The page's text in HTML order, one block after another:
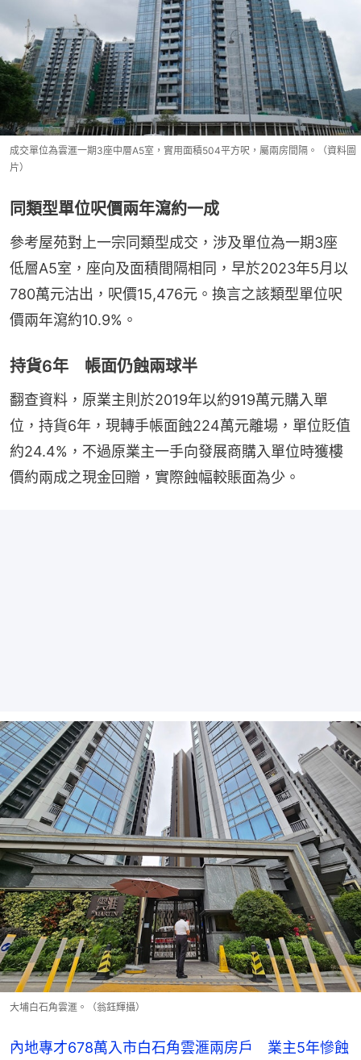
成交單位為雲滙一期3座中層A5室，實用面積504平方呎，屬兩房間隔。（資料圖
片）
同類型單位呎價兩年瀉約一成
參考屋苑對上一宗同類型成交，涉及單位為一期3座
低層A5室，座向及面積間隔相同，早於2023年5月以
780萬元沽出，呎價15,476元。換言之該類型單位呎
價兩年瀉約10.9%。
持貨6年 帳面仍蝕兩球半
翻查資料，原業主則於2019年以約919萬元購入單
位，持貨6年，現轉手帳面蝕224萬元離場，單位貶值
約24.4%，不過原業主一手向發展商購入單位時獲樓
價約兩成之現金回贈，實際蝕幅較賬面為少。
大埔白石角雲滙。（翁鈺輝攝）
內地專才678萬入市白石角雲滙兩房戶 業主5年慘蝕